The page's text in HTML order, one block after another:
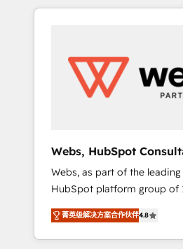
to global brands
HubSpot challenges and
HubSpot for the first time
optimising your HubSpot
results 🌐 Website design
using HubSpot Why us? - SIX HubSpot
Accreditations - awarded
rigorous process for CRM,
Architecture, Onboarding , Data Migration,
Custom Integration &
Onboarded over 500
Webs, HubSpot
Webs, as part of the leading
HubSpot platform group of 150
trusted Elite HubSpot CRM
you a roadmap on
achieving Commercial
菁英级解决方案合作伙伴4.8